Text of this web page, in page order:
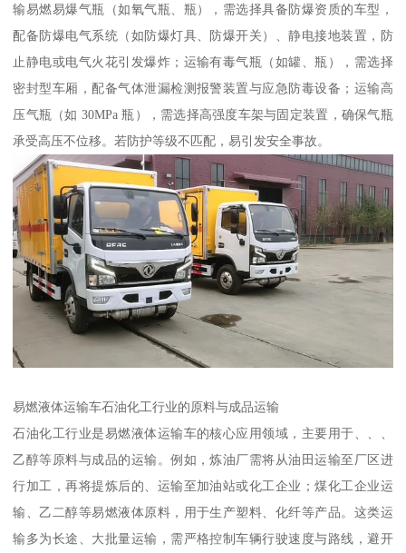
输易燃易爆气瓶（如氧气瓶、瓶），需选择具备防爆资质的车型，
配备防爆电气系统（如防爆灯具、防爆开关）、静电接地装置，防
止静电或电气火花引发爆炸；运输有毒气瓶（如罐、瓶），需选择
密封型车厢，配备气体泄漏检测报警装置与应急防毒设备；运输高
压气瓶（如 30MPa 瓶），需选择高强度车架与固定装置，确保气瓶
承受高压不位移。若防护等级不匹配，易引发安全事故。​
易燃液体运输车石油化工行业的原料与成品运输​
石油化工行业是易燃液体运输车的核心应用领域，主要用于、、、
乙醇等原料与成品的运输。例如，炼油厂需将从油田运输至厂区进
行加工，再将提炼后的、运输至加油站或化工企业；煤化工企业运
输、乙二醇等易燃液体原料，用于生产塑料、化纤等产品。这类运
输多为长途、大批量运输，需严格控制车辆行驶速度与路线，避开